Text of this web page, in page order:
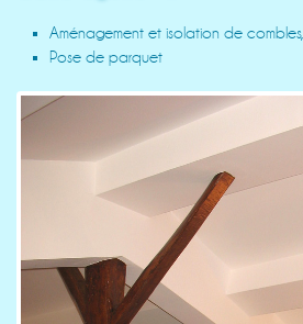
Aménagement et isolation de combles,
Pose de parquet